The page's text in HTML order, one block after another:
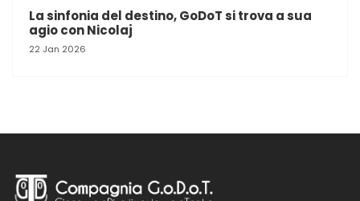
La sinfonia del destino, GoDoT si trova a sua
agio con Nicolaj
22 Jan 2026